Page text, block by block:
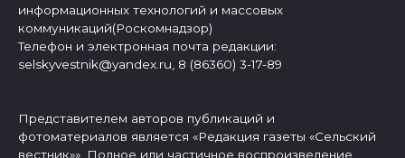
информационных технологий и массовых
коммуникаций(Роскомнадзор)
Телефон и электронная почта редакции:
selskyvestnik@yandex.ru, 8 (86360) 3-17-89
Представителем авторов публикаций и
фотоматериалов является «Редакция газеты «Сельский
вестник»». Полное или частичное воспроизведение